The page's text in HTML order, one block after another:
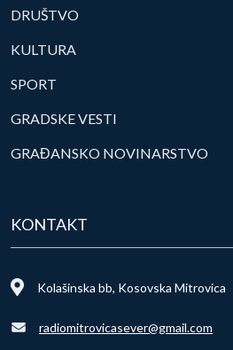
DRUŠTVO
KULTURA
SPORT
GRADSKE VESTI
GRAĐANSKO NOVINARSTVO
KONTAKT
Kolašinska bb, Kosovska Mitrovica
radiomitrovicasever@gmail.com